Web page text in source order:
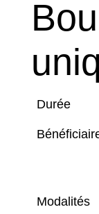
Durée
Modalités